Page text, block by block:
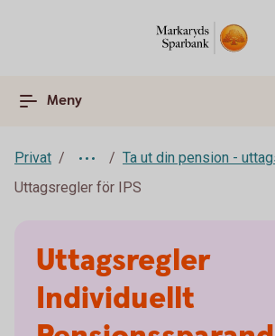
Meny
Privat
Ta ut din pension -
Uttagsregler för IPS
Uttagsregler
Individuellt